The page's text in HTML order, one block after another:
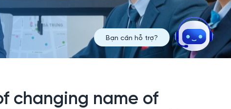
changing name of
Bạn cần hỗ trợ?